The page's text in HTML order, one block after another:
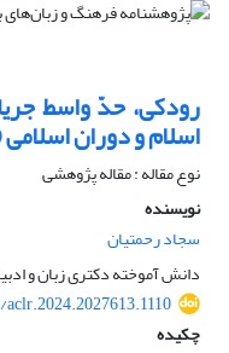
رودکی، حدّ واسط
اسلام و دوران
نوع مقاله : مقاله پژوهشی
نویسنده
سجاد رحمتیان
دانش آموخته دکتری زبان و
چکیده